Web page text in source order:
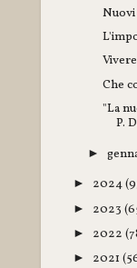
Che
"La
P.
►
► 2024
► 2023
► 2022
► 2021